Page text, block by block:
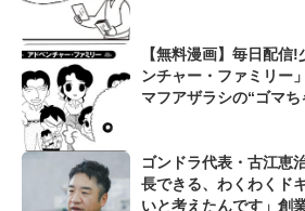
【無料漫画】毎日配信
ンチャー・ファミリー
マフアザラシの“ゴマ
ゴンドラ代表・古江恵
長できる、わくわくド
いと考えたんです」創